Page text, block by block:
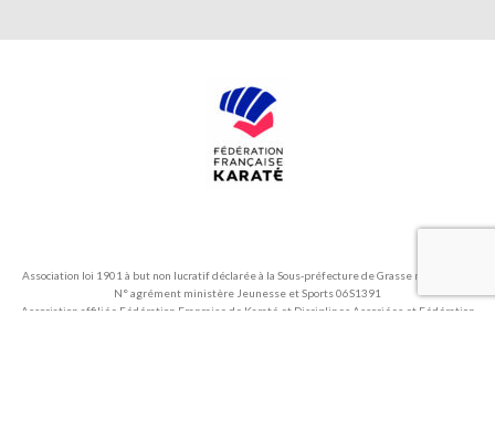
Association loi 1901 à but non lucratif déclarée à la Sous-préfecture de Grasse n°6175X84
N° agrément ministère Jeunesse et Sports 06S1391
Association affiliée Fédération Française de Karaté et Disciplines Associées et Fédération